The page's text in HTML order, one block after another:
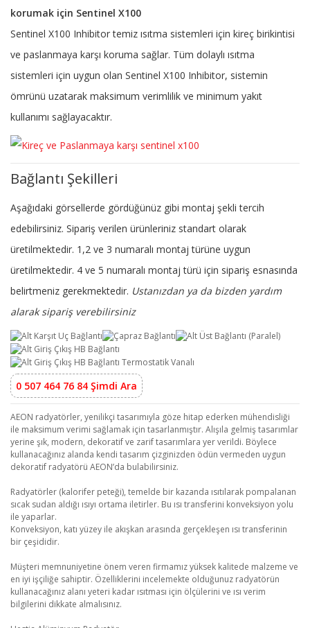
korumak için Sentinel X100
Sentinel X100 Inhibitor temiz ısıtma sistemleri için kireç birikintisi
ve paslanmaya karşı koruma sağlar. Tüm dolaylı ısıtma
sistemleri için uygun olan Sentinel X100 Inhibitor, sistemin
ömrünü uzatarak maksimum verimlilik ve minimum yakıt
kullanımı sağlayacaktır.
Bağlantı Şekilleri
Aşağıdaki görsellerde gördüğünüz gibi montaj şekli tercih
edebilirsiniz. Sipariş verilen ürünleriniz standart olarak
üretilmektedir. 1,2 ve 3 numaralı montaj türüne uygun
üretilmektedir. 4 ve 5 numaralı montaj türü için sipariş esnasında
belirtmeniz gerekmektedir. Ustanızdan ya da bizden yardım
alarak sipariş verebilirsiniz
0 507 464 76 84 Şimdi Ara
AEON radyatörler, yenilikçi tasarımıyla göze hitap ederken mühendisliği
ile maksimum verimi sağlamak için tasarlanmıştır. Alışıla gelmiş tasarımlar
yerine şık, modern, dekoratif ve zarif tasarımlara yer verildi. Böylece
kullanacağınız alanda kendi tasarım çizginizden ödün vermeden uygun
dekoratif radyatörü AEON’da bulabilirsiniz.
Radyatörler (kalorifer peteği), temelde bir kazanda ısıtılarak pompalanan
sıcak sudan aldığı ısıyı ortama iletirler. Bu ısı transferini konveksiyon yolu
ile yaparlar.
Konveksiyon, katı yüzey ile akışkan arasında gerçekleşen ısı transferinin
bir çeşididir.
Müşteri memnuniyetine önem veren firmamız yüksek kalitede malzeme ve
en iyi işçiliğe sahiptir. Özelliklerini incelemekte olduğunuz radyatörün
kullanacağınız alanı yeteri kadar ısıtması için ölçülerini ve ısı verim
bilgilerini dikkate almalısınız.